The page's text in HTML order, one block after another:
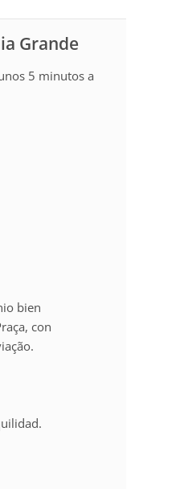
Grande
5 minutos a
bien
con